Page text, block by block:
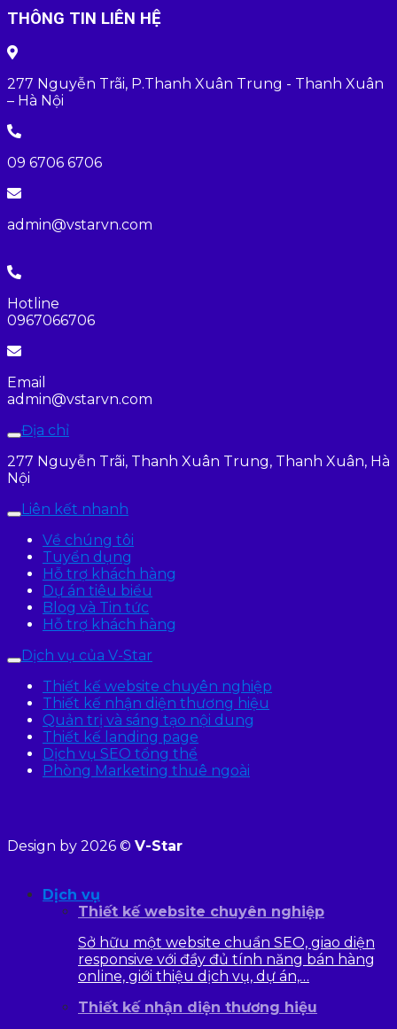
THÔNG TIN LIÊN HỆ
277 Nguyễn Trãi, P.Thanh Xuân Trung - Thanh Xuân
– Hà Nội
09 6706 6706
admin@vstarvn.com
Hotline
0967066706
Email
admin@vstarvn.com
Địa chỉ
277 Nguyễn Trãi, Thanh Xuân Trung, Thanh Xuân, Hà
Nội
Liên kết nhanh
Về chúng tôi
Tuyển dụng
Hỗ trợ khách hàng
Dự án tiêu biểu
Blog và Tin tức
Hỗ trợ khách hàng
Dịch vụ của V-Star
Thiết kế website chuyên nghiệp
Thiết kế nhận diện thương hiệu
Quản trị và sáng tạo nội dung
Thiết kế landing page
Dịch vụ SEO tổng thể
Phòng Marketing thuê ngoài
Design by 2026 © V-Star
Dịch vụ
Thiết kế website chuyên nghiệp
Sở hữu một website chuẩn SEO, giao diện
responsive với đầy đủ tính năng bán hàng
online, giới thiệu dịch vụ, dự án,…
Thiết kế nhận diện thương hiệu